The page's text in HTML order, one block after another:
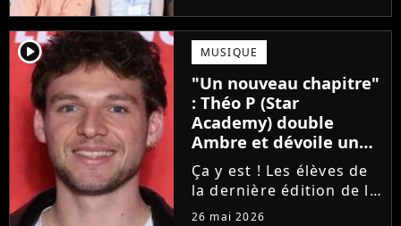
dernière minute pour
des raisons de santé, ne
sera finalement pas
reprogrammé.
player2 MUSIQUE
"Un nouveau chapitre"
: Théo P (Star
Academy) double
Ambre et dévoile un
premier extrait de son
single
Ça y est ! Les élèves de
la dernière édition de la
Star Academy
26 mai 2026